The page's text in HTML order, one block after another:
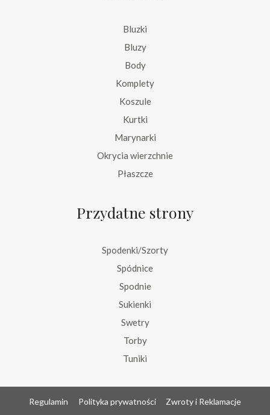
Bluzki
Bluzy
Body
Komplety
Koszule
Kurtki
Marynarki
Okrycia wierzchnie
Płaszcze
Przydatne strony
Spodenki/Szorty
Spódnice
Spodnie
Sukienki
Swetry
Torby
Tuniki
Regulamin Polityka prywatności
Zwroty i Reklamacje